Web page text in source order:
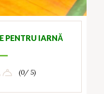
PENTRU IARNĂ
(0/ 5)